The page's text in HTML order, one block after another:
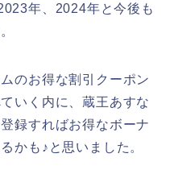
年、2024年と今後も
のお得な割引クーポン
いく内に、蔵王あすな
録すればお得なボーナ
かも♪と思いました。